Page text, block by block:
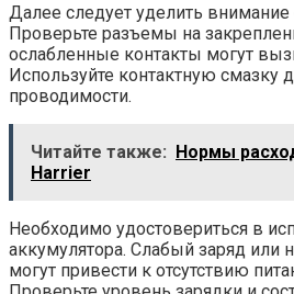
Далее следует уделить
Проверьте разъемы на
ослабленные контакты могут
Используйте контактную смазку
проводимости.
Читайте также: Нормы
Harrier
Необходимо удостовериться в
аккумулятора. Слабый заряд или
могут привести к отсутствию